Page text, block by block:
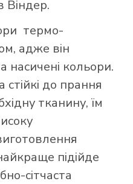
Віндер.
термо-
адже він
насичені кольори.
стійкі до прання
тканину, їм
підійде
сітчаста